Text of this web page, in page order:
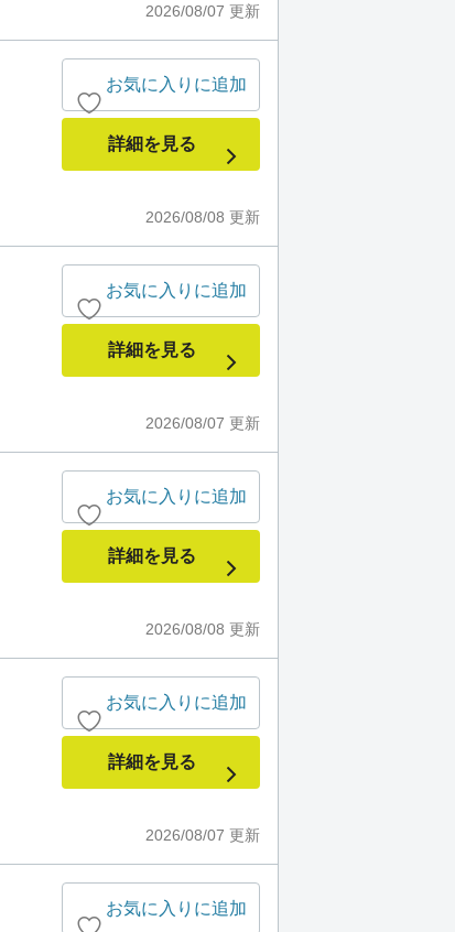
2026/08/07 更新
2026/08/08 更新
お気に入りに追加
詳細を見る
2026/08/07 更新
お気に入りに追加
詳細を見る
2026/08/08 更新
お気に入りに追加
詳細を見る
2026/08/07 更新
お気に入りに追加
詳細を見る
お気に入りに追加